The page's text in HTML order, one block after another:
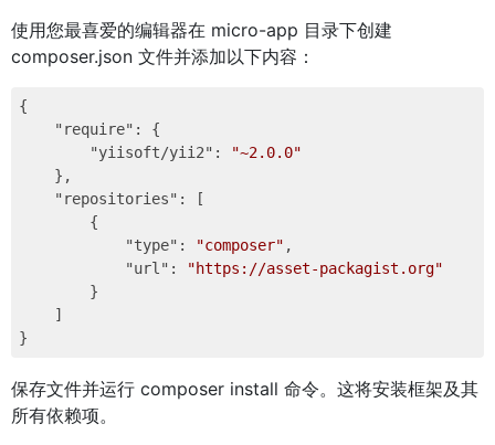
使用您最喜爱的编辑器在 micro-app 目录下创建
composer.json 文件并添加以下内容：
{
"require" : {
"yiisoft/yii2" :
"~2.0.0"
    },
"repositories" : [
        {
"type" : "composer" ,
"url" :
"https://asset-packagist.org"
        }
    ]
保存文件并运行 composer install 命令。这将安装框架及其
所有依赖项。